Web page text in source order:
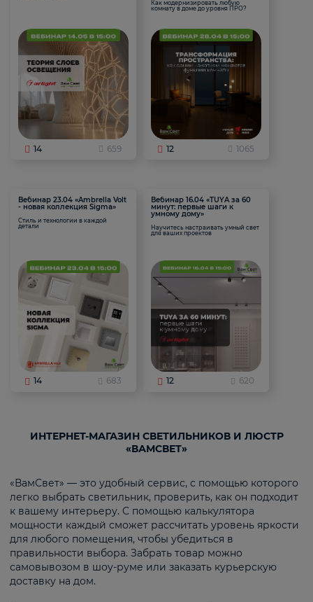
14 659
Как модернизировать любую
комнату в доме до уровня ПРО?
12 1065
Вебинар 23.04 «Ambrella Volt
- новая коллекция Sigma»
Стиль и технологии в каждой
детали
14 683
Вебинар 16.04 «TUYA за 60
минут: первые шаги к
умному дому»
Научитесь настраивать умный свет
для ваших проектов
12 620
ИНТЕРНЕТ-МАГАЗИН СВЕТИЛЬНИКОВ И ЛЮСТР
«ВАМСВЕТ»
«ВамСвет» — это удобный сервис, с помощью которого
легко выбрать светильник, проверить, как он подходит
к вашему интерьеру. С помощью калькулятора
мощности каждый сможет рассчитать уровень яркости
для любого помещения, чтобы убедиться в
правильности выбора. Забрать товар можно
самовывозом в шоу-руме или заказать курьерскую
доставку на дом.